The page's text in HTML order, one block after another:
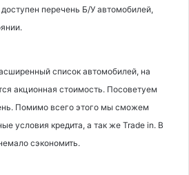
перечень Б/У автомобилей,
список автомобилей, на
акционная стоимость. Посоветуем
Помимо всего этого мы сможем
условия кредита, а так же Trade in. В
сэкономить.